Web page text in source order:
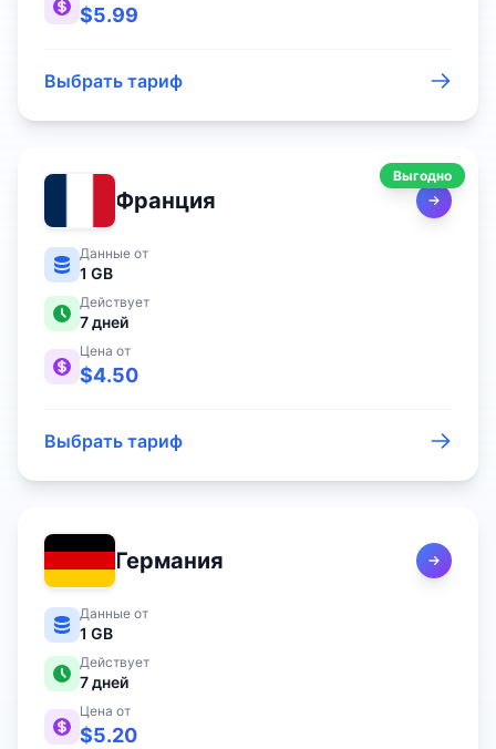
$5.99
Выбрать тариф
Выгодно
Франция
Данные от
1 GB
Действует
7дней
Цена от
$4.50
Выбрать тариф
Германия
Данные от
1 GB
Действует
7дней
Цена от
$5.20